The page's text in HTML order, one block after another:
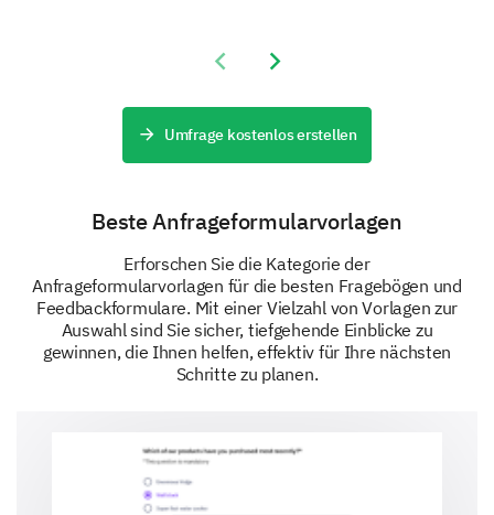
you have for us.
Previous slide
Next slide
Umfrage kostenlos erstellen
Beste Anfrageformularvorlagen
Erforschen Sie die Kategorie der
Anfrageformularvorlagen für die besten Fragebögen und
Feedbackformulare. Mit einer Vielzahl von Vorlagen zur
Auswahl sind Sie sicher, tiefgehende Einblicke zu
gewinnen, die Ihnen helfen, effektiv für Ihre nächsten
Schritte zu planen.